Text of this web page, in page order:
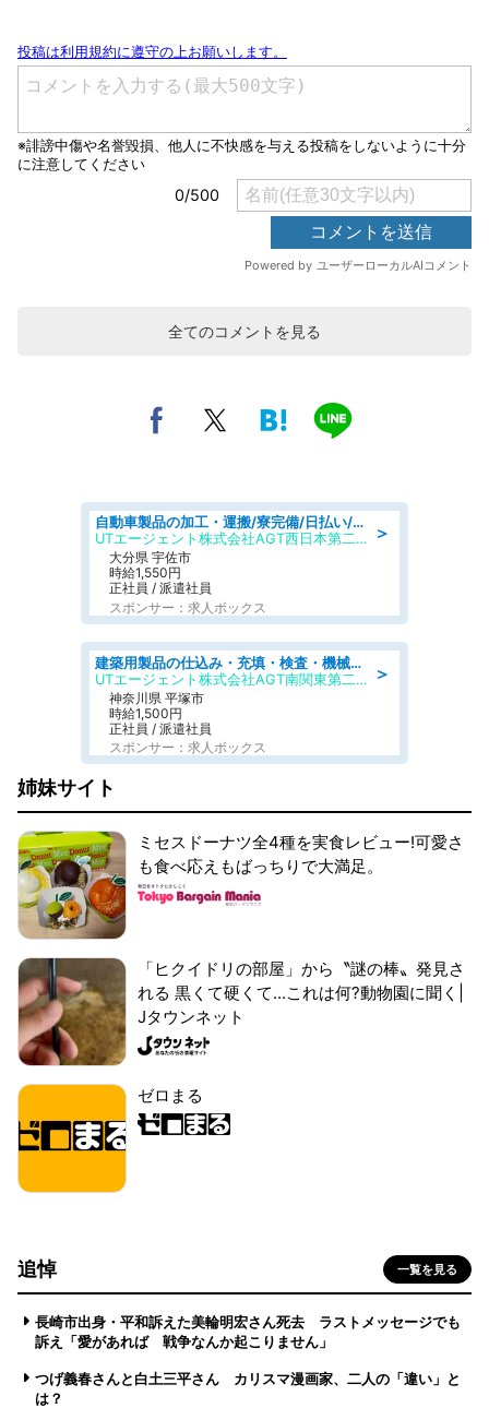
全てのコメントを見る
＞
自動車製品の加工・運搬/寮完備/日払い/工場・製造
UTエージェント株式会社AGT西日本第二CU
大分県 宇佐市
時給1,550円
正社員 / 派遣社員
スポンサー：求人ボックス
＞
建築用製品の仕込み・充填・検査・機械操作/寮完備/日払い/工場・製造
UTエージェント株式会社AGT南関東第二CU
神奈川県 平塚市
時給1,500円
正社員 / 派遣社員
スポンサー：求人ボックス
姉妹サイト
ミセスドーナツ全4種を実食レビュー!可愛さ
も食べ応えもばっちりで大満足。
「ヒクイドリの部屋」から〝謎の棒〟発見さ
れる 黒くて硬くて...これは何?動物園に聞く|
Jタウンネット
ゼロまる
追悼 一覧を見る
長崎市出身・平和訴えた美輪明宏さん死去 ラストメッセージでも
訴え「愛があれば 戦争なんか起こりません」
つげ義春さんと白土三平さん カリスマ漫画家、二人の「違い」と
は？